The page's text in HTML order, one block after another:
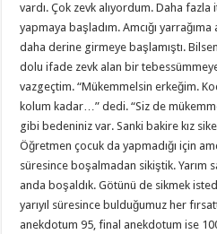
vardı. Çok zevk alıyordum. Daha
yapmaya başladım. Amcığı yarrağıma
daha derine girmeye başlamıştı.
dolu ifade zevk alan bir
vazgeçtim. “Mükemmelsin erkeğim.
kolum kadar…” dedi. “Siz de
gibi bedeniniz var. Sanki bakire kız
Öğretmen çocuk da yapmadığı için
süresince boşalmadan sikiştik. Yarım
anda boşaldık. Götünü de sikmek
yarıyıl süresince bulduğumuz her
anekdotum 95, final anekdotum ise